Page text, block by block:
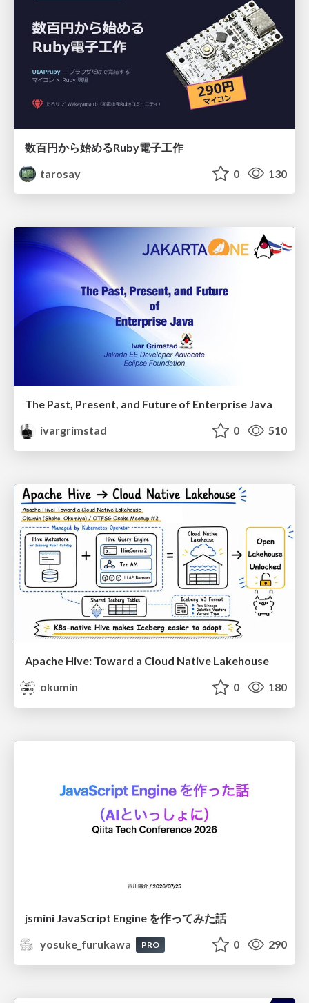
数百円から始めるRuby電子工作
tarosay
0 130
The Past, Present, and Future of Enterprise Java
ivargrimstad
0 510
Apache Hive: Toward a Cloud Native Lakehouse
okumin
0 180
jsmini JavaScript Engine を作ってみた話
yosuke_furukawa
PRO 0 290